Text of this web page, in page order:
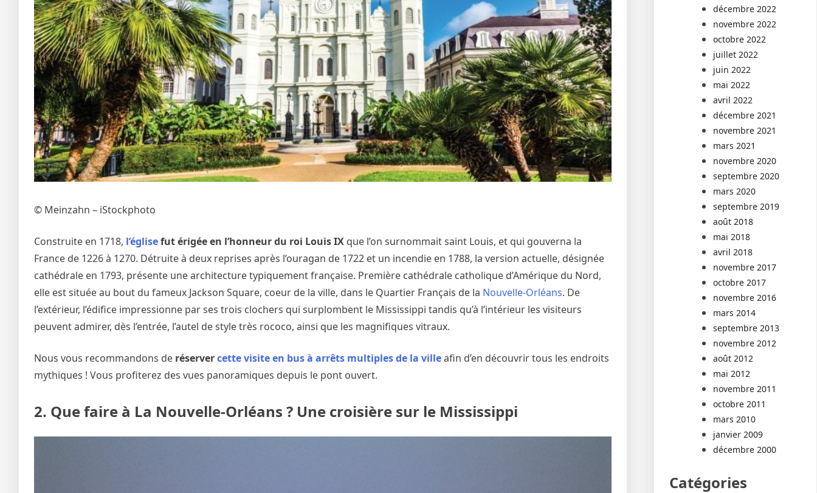
© Meinzahn – iStockphoto
Construite en 1718, l’églisefut érigée en l’honneur du roi Louis IX que l’on surnommait saint Louis, et qui gouverna la
France de 1226 à 1270. Détruite à deux reprises après l’ouragan de 1722 et un incendie en 1788, la version actuelle, désignée
cathédrale en 1793, présente une architecture typiquement française. Première cathédrale catholique d’Amérique du Nord,
elle est située au bout du fameux Jackson Square, coeur de la ville, dans le Quartier Français de la Nouvelle-Orléans. De
l’extérieur, l’édifice impressionne par ses trois clochers qui surplombent le Mississippi tandis qu’à l’intérieur les visiteurs
peuvent admirer, dès l’entrée, l’autel de style très rococo, ainsi que les magnifiques vitraux.
Nous vous recommandons de réservercette visite en bus à arrêts multiples de la villeafin d’en découvrir tous les endroits
mythiques ! Vous profiterez des vues panoramiques depuis le pont ouvert.
2. Que faire à La Nouvelle-Orléans ? Une croisière sur le Mississippi
décembre 2022
novembre 2022
octobre 2022
juillet 2022
juin 2022
mai 2022
avril 2022
décembre 2021
novembre 2021
mars 2021
novembre 2020
septembre 2020
mars 2020
septembre 2019
août 2018
mai 2018
avril 2018
novembre 2017
octobre 2017
novembre 2016
mars 2014
septembre 2013
novembre 2012
août 2012
mai 2012
novembre 2011
octobre 2011
mars 2010
janvier 2009
décembre 2000
Catégories